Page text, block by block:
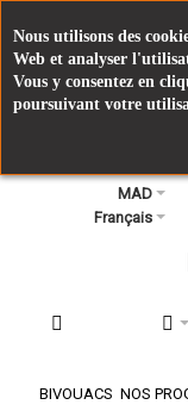
Nous utilisons des
Web et analyser
Vous y consentez en
poursuivant votre
MAD
Français
BIVOUACS NOS